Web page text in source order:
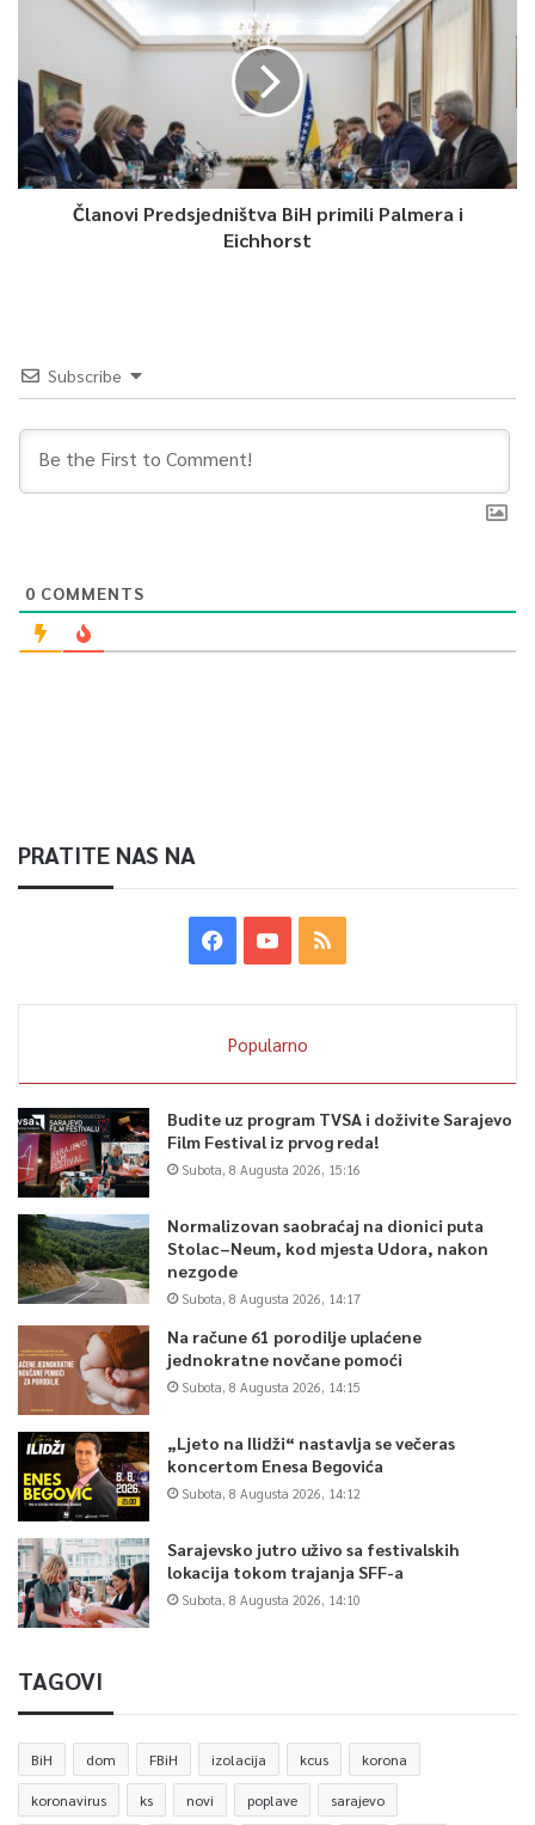
osiguranja. Postavili ste pitanje, da li smo spremni za taj
četvrti val epidemiološkog pogoršanja situacije.
Medjutim, ako mi stvarno dobijemo, a dobijamo nemali broj
vakcina. Kao što ste vidjeli, broj vakcinisanih građana doniranim,
nažalost, a ne kupljenim, već je dostigao nekih 70 hiljada
Eto, to je jedini razlog zašto je Vlada KS kad je u pitanju
Vranić.
Članovi Predsjedništva BiH primili Palmera i
Eichhorst
Subscribe
0 COMMENTS
PRATITE NAS NA
Popularno
Budite uz program TVSA i doživite Sarajevo
Film Festival iz prvog reda!
Subota, 8 Augusta 2026, 15:16
Normalizovan saobraćaj na dionici puta
Stolac–Neum, kod mjesta Udora, nakon
nezgode
Subota, 8 Augusta 2026, 14:17
Na račune 61 porodilje uplaćene
jednokratne novčane pomoći
Subota, 8 Augusta 2026, 14:15
„Ljeto na Ilidži“ nastavlja se večeras
koncertom Enesa Begovića
Subota, 8 Augusta 2026, 14:12
Sarajevsko jutro uživo sa festivalskih
lokacija tokom trajanja SFF-a
Subota, 8 Augusta 2026, 14:10
TAGOVI
BiH dom FBiH izolacija kcus korona
koronavirus ks novi poplave sarajevo